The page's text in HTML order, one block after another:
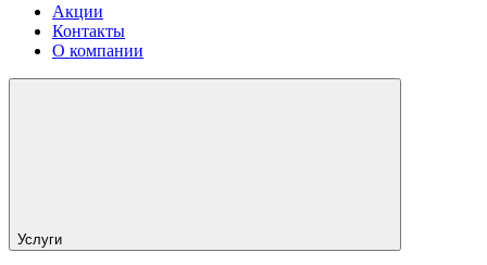
Акции
Контакты
О компании
Услуги